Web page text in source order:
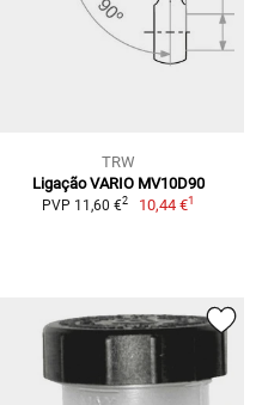
TRW
Ligação VARIO MV10D90
PVP 11,60 €2 10,44 €1